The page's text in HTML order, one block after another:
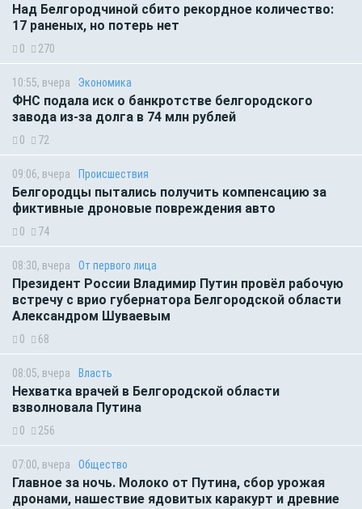
Над Белгородчиной сбито рекордное количество:
17 раненых, но потерь нет
0 270
10:55, вчера Экономика
ФНС подала иск о банкротстве белгородского
завода из-за долга в 74 млн рублей
0 72
09:06, вчера Происшествия
Белгородцы пытались получить компенсацию за
фиктивные дроновые повреждения авто
0 74
08:30, вчера От первого лица
Президент России Владимир Путин провёл рабочую
встречу с врио губернатора Белгородской области
Александром Шуваевым
0 68
08:05, вчера Власть
Нехватка врачей в Белгородской области
взволновала Путина
0 256
07:00, вчера Общество
Главное за ночь. Молоко от Путина, сбор урожая
дронами, нашествие ядовитых каракурт и древние